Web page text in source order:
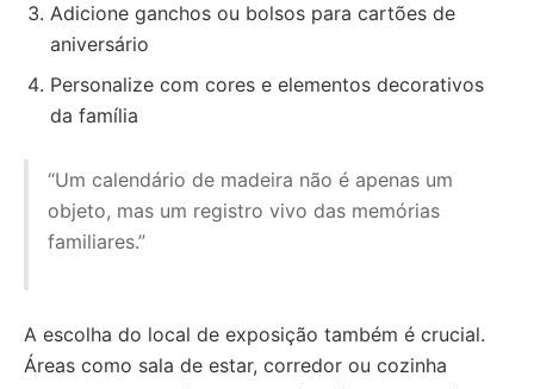
Adicione ganchos ou bolsos para cartões de
aniversário
Personalize com cores e elementos decorativos
da família
“Um calendário de madeira não é apenas um
objeto, mas um registro vivo das memórias
familiares.”
A escolha do local de exposição também é crucial.
Áreas como sala de estar, corredor ou cozinha